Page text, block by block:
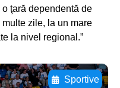
ţară dependentă de
zile, la un mare
la nivel regional.”
Sportive